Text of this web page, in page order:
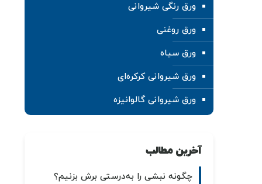
ورق رنگی شیروانی
ورق روغنی
ورق سیاه
ورق شیروانی کرکره‌ای
ورق شیروانی گالوانیزه
آخرین مطالب
چگونه نبشی را به‌درستی برش بزنیم؟